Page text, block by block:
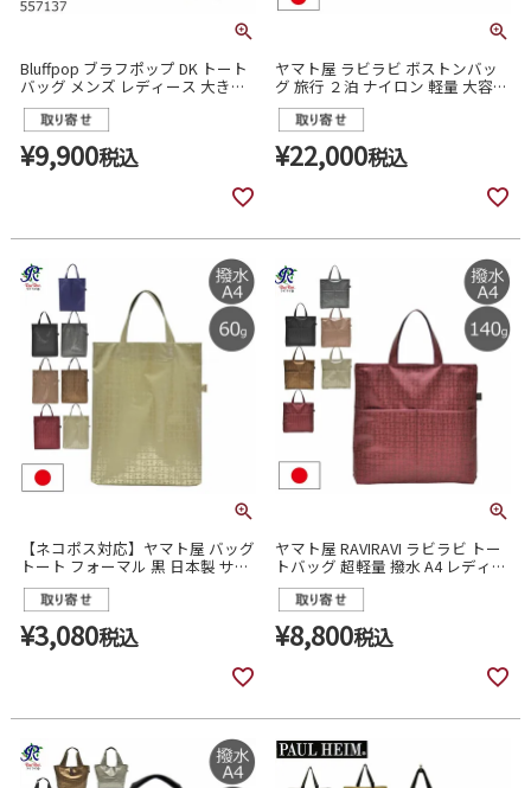
Bluffpop ブラフポップ DK トート
バッグ メンズ レディース 大きめ
大容量 日本製 557137
¥9,900税込
ヤマト屋 ラビラビ ボストンバッ
グ 旅行 ２泊 ナイロン 軽量 大容量
折りたためる レディース t674
¥22,000税込
【ネコポス対応】ヤマト屋 バッグ
トート フォーマル 黒 日本製 サブ
エコ a4 手提げ レディース t183
¥3,080税込
ヤマト屋 RAVIRAVI ラビラビ トー
トバッグ 超軽量 撥水 A4 レディー
ス t296
¥8,800税込